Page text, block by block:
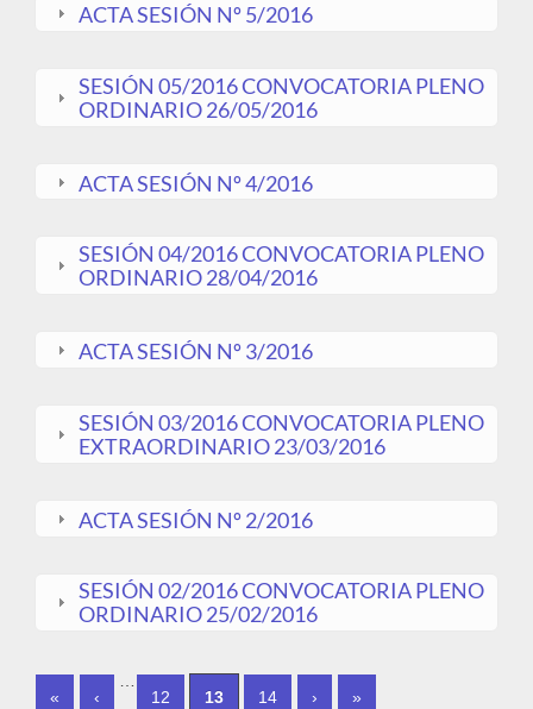
ACTA SESIÓN Nº 5/2016
SESIÓN 05/2016 CONVOCATORIA PLENO
ORDINARIO 26/05/2016
ACTA SESIÓN Nº 4/2016
SESIÓN 04/2016 CONVOCATORIA PLENO
ORDINARIO 28/04/2016
ACTA SESIÓN Nº 3/2016
SESIÓN 03/2016 CONVOCATORIA PLENO
EXTRAORDINARIO 23/03/2016
ACTA SESIÓN Nº 2/2016
SESIÓN 02/2016 CONVOCATORIA PLENO
ORDINARIO 25/02/2016
PÁXINAS
« ‹
…
12
13 14 › »